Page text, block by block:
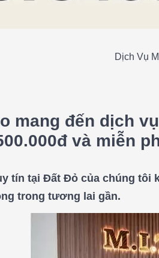
Dịch Vụ
mang đến dịch vụ
và miễn
tín tại Đất Đỏ của chúng tôi
trong tương lai gần.